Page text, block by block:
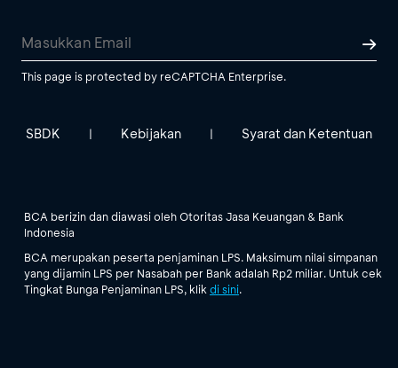
This page is protected by reCAPTCHA Enterprise.
SBDK | Kebijakan | Syarat dan Ketentuan
BCA berizin dan diawasi oleh Otoritas Jasa Keuangan & Bank
Indonesia
BCA merupakan peserta penjaminan LPS. Maksimum nilai simpanan
yang dijamin LPS per Nasabah per Bank adalah Rp2 miliar. Untuk cek
Tingkat Bunga Penjaminan LPS, klik di sini.